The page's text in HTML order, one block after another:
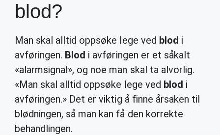
blod?
Man skal alltid oppsøke lege ved blod i
avføringen. Blod i avføringen er et såkalt
«alarmsignal», og noe man skal ta alvorlig.
«Man skal alltid oppsøke lege ved blod i
avføringen.» Det er viktig å finne årsaken til
blødningen, så man kan få den korrekte
behandlingen.